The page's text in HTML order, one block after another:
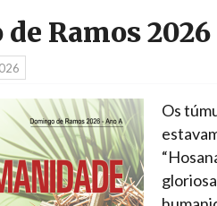
Ramos 2026
Os